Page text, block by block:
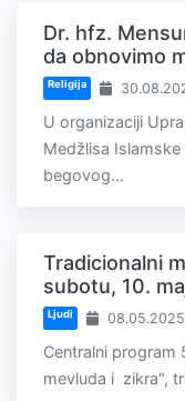
Dr. hfz.
da obnovimo
Religija
U organizaciji
Medžlisa
begovog...
Tradicionalni
subotu, 10.
Ljudi
Centralni program
mevluda i zikra",